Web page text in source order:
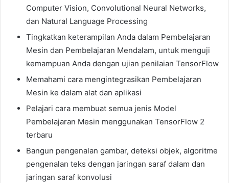
Computer Vision, Convolutional Neural Networks,
dan Natural Language Processing
Tingkatkan keterampilan Anda dalam Pembelajaran
Mesin dan Pembelajaran Mendalam, untuk menguji
kemampuan Anda dengan ujian penilaian TensorFlow
Memahami cara mengintegrasikan Pembelajaran
Mesin ke dalam alat dan aplikasi
Pelajari cara membuat semua jenis Model
Pembelajaran Mesin menggunakan TensorFlow 2
terbaru
Bangun pengenalan gambar, deteksi objek, algoritme
pengenalan teks dengan jaringan saraf dalam dan
jaringan saraf konvolusi